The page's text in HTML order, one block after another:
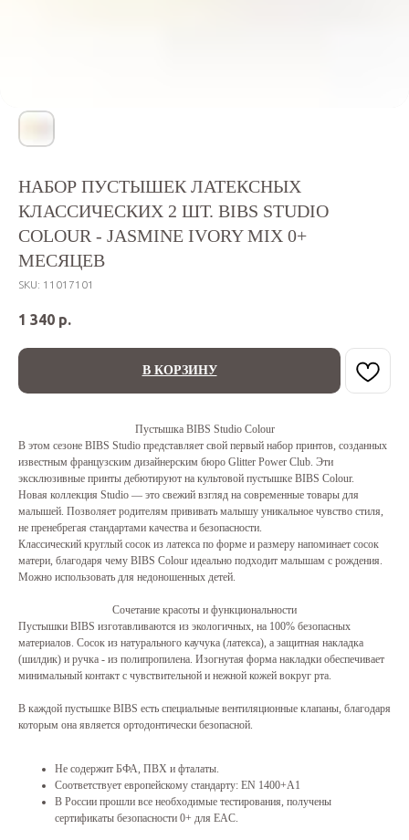
НАБОР ПУСТЫШЕК ЛАТЕКСНЫХ
КЛАССИЧЕСКИХ 2 ШТ. BIBS STUDIO
COLOUR - JASMINE IVORY MIX 0+
МЕСЯЦЕВ
SKU: 11017101
1 340 р.
В КОРЗИНУ
Пустышка BIBS Studio Colour
В этом сезоне BIBS Studio представляет свой первый набор принтов, созданных
извеcтным французским дизайнерским бюро Glitter Power Club. Эти
эксклюзивные принты дебютируют на культовой пустышке BIBS Colour.
Новая коллекция Studio — это свежий взгляд на современные товары для
малышей. Позволяет родителям прививать малышу уникальное чувство стиля,
не пренебрегая стандартами качества и безопасности.
Классический круглый сосок из латекса по форме и размеру напоминает сосок
матери, благодаря чему BIBS Colour идеально подходит малышам с рождения.
Можно использовать для недоношенных детей.
Сочетание красоты и функциональности
Пустышки BIBS изготавливаются из экологичных, на 100% безопасных
материалов. Сосок из натурального каучука (латекса), а защитная накладка
(шилдик) и ручка - из полипропилена. Изогнутая форма накладки обеспечивает
минимальный контакт с чувствительной и нежной кожей вокруг рта.
В каждой пустышке BIBS есть специальные вентиляционные клапаны, благодаря
которым она является ортодонтически безопасной.
Не содержит БФА, ПВХ и фталаты.
Соответствует европейскому стандарту: EN 1400+A1
В России прошли все необходимые тестирования, получены
сертификаты безопасности 0+ для EAC.